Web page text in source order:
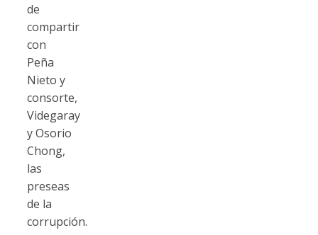
de
compartir
con
Peña
Nieto y
consorte,
Videgaray
y Osorio
Chong,
las
preseas
de la
corrupción.